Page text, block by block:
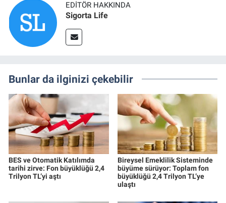
EDITÖR HAKKINDA
Sigorta Life
Bunlar da ilginizi çekebilir
BES ve Otomatik Katılımda
tarihi zirve: Fon büyüklüğü 2,4
Trilyon TL’yi aştı
Bireysel Emeklilik Sisteminde
büyüme sürüyor: Toplam fon
büyüklüğü 2,4 Trilyon TL’ye
ulaştı